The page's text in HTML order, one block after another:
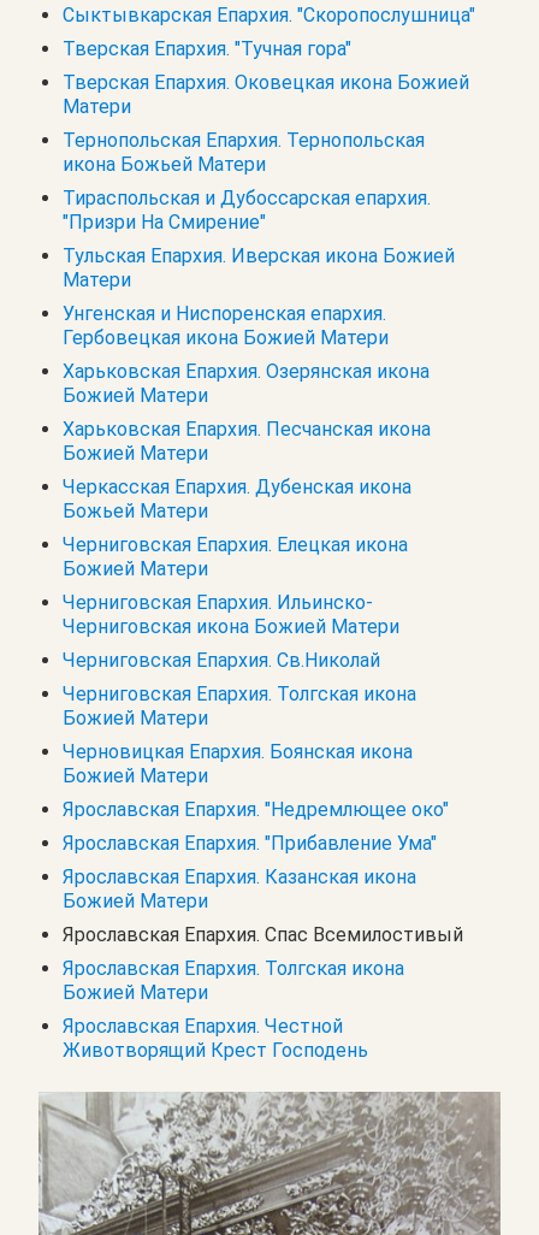
Сыктывкарская Епархия. "Скоропослушница"
Тверская Епархия. "Тучная гора"
Тверская Епархия. Оковецкая икона Божией
Матери
Тернопольская Епархия. Тернопольская
икона Божьей Матери
Тираспольская и Дубоссарская епархия.
"Призри На Смирение"
Тульская Епархия. Иверская икона Божией
Матери
Унгенская и Ниспоренская епархия.
Гербовецкая икона Божией Матери
Харьковская Епархия. Озерянская икона
Божией Матери
Харьковская Епархия. Песчанская икона
Божией Матери
Черкасская Епархия. Дубенская икона
Божьей Матери
Черниговская Епархия. Елецкая икона
Божией Матери
Черниговская Епархия. Ильинско-
Черниговская икона Божией Матери
Черниговская Епархия. Св.Николай
Черниговская Епархия. Толгская икона
Божией Матери
Черновицкая Епархия. Боянская икона
Божией Матери
Ярославская Епархия. "Недремлющее око"
Ярославская Епархия. "Прибавление Ума"
Ярославская Епархия. Казанская икона
Божией Матери
Ярославская Епархия. Спас Всемилостивый
Ярославская Епархия. Толгская икона
Божией Матери
Ярославская Епархия. Честной
Животворящий Крест Господень